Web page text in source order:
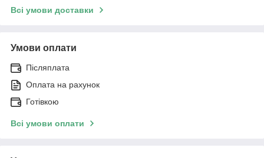
Всі умови доставки
Умови оплати
Післяплата
Оплата на рахунок
Готівкою
Всі умови оплати